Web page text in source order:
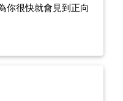
你很快就會見到正向